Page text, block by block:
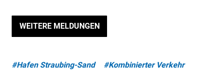
WEITERE MELDUNGEN
#Hafen Straubing-Sand
#Kombinierter Verkehr